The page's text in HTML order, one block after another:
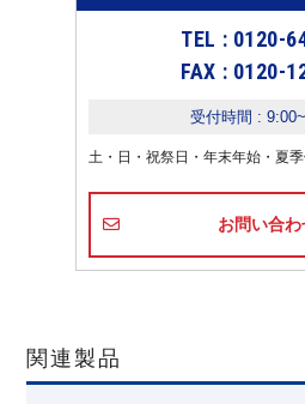
TEL : 0120-
FAX : 0120-
受付時間 :
土・日・祝祭日・年末年始・夏
お問い合わ
関連製品